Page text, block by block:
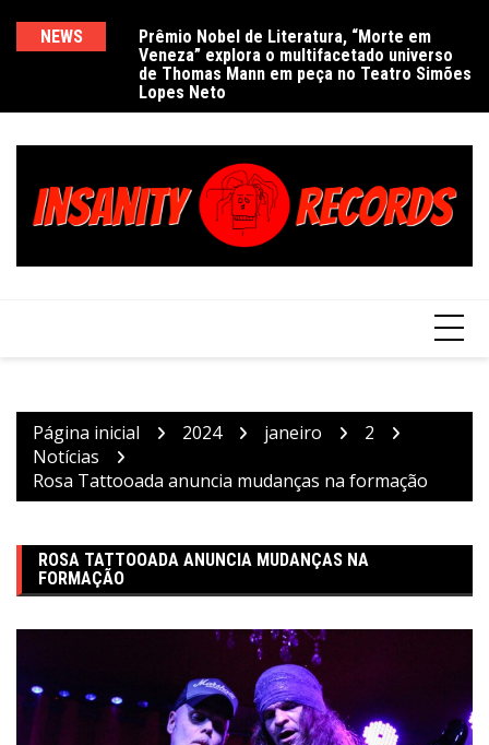
NEWS
Prêmio Nobel de Literatura, “Morte em
Veneza” explora o multifacetado universo
de Thomas Mann em peça no Teatro Simões
Lopes Neto
Página inicial 2024 janeiro
2
Notícias
Rosa Tattooada anuncia mudanças na formação
ROSA TATTOOADA ANUNCIA MUDANÇAS NA
FORMAÇÃO